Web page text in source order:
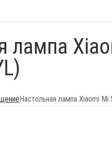
лампа
Настольная лампа Xiaomi